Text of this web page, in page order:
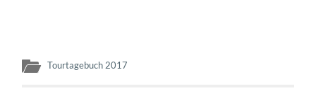
Tourtagebuch 2017